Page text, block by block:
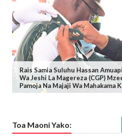
Rais Samia Suluhu Hassan
Wa Jeshi La Magereza (CGP)
Pamoja Na Majaji Wa Mahakama
Toa Maoni Yako: